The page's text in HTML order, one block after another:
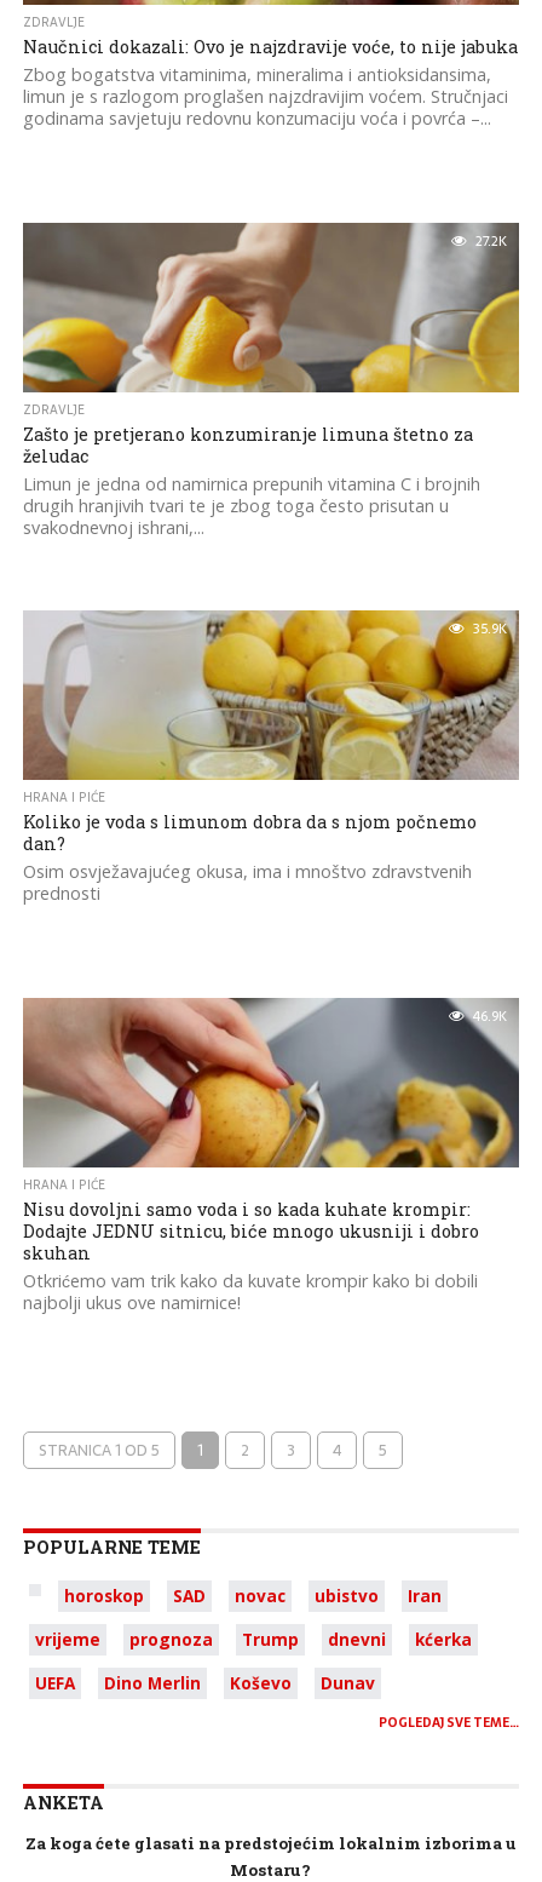
ZDRAVLJE
Naučnici dokazali: Ovo je najzdravije voće, to nije jabuka
Zbog bogatstva vitaminima, mineralima i antioksidansima,
limun je s razlogom proglašen najzdravijim voćem. Stručnjaci
godinama savjetuju redovnu konzumaciju voća i povrća –...
27.2K
ZDRAVLJE
Zašto je pretjerano konzumiranje limuna štetno za
želudac
Limun je jedna od namirnica prepunih vitamina C i brojnih
drugih hranjivih tvari te je zbog toga često prisutan u
svakodnevnoj ishrani,...
35.9K
HRANA I PIĆE
Koliko je voda s limunom dobra da s njom počnemo
dan?
Osim osvježavajućeg okusa, ima i mnoštvo zdravstvenih
prednosti
46.9K
HRANA I PIĆE
Nisu dovoljni samo voda i so kada kuhate krompir:
Dodajte JEDNU sitnicu, biće mnogo ukusniji i dobro
skuhan
Otkrićemo vam trik kako da kuvate krompir kako bi dobili
najbolji ukus ove namirnice!
STRANICA 1 OD 5 1 2 3 4 5
POPULARNE TEME
horoskop SAD novac ubistvo
Iran
vrijeme
prognoza Trump dnevni
kćerka
UEFA
Dino Merlin Koševo Dunav
POGLEDAJ SVE TEME…
ANKETA
Za koga ćete glasati na predstojećim lokalnim izborima u
Mostaru?